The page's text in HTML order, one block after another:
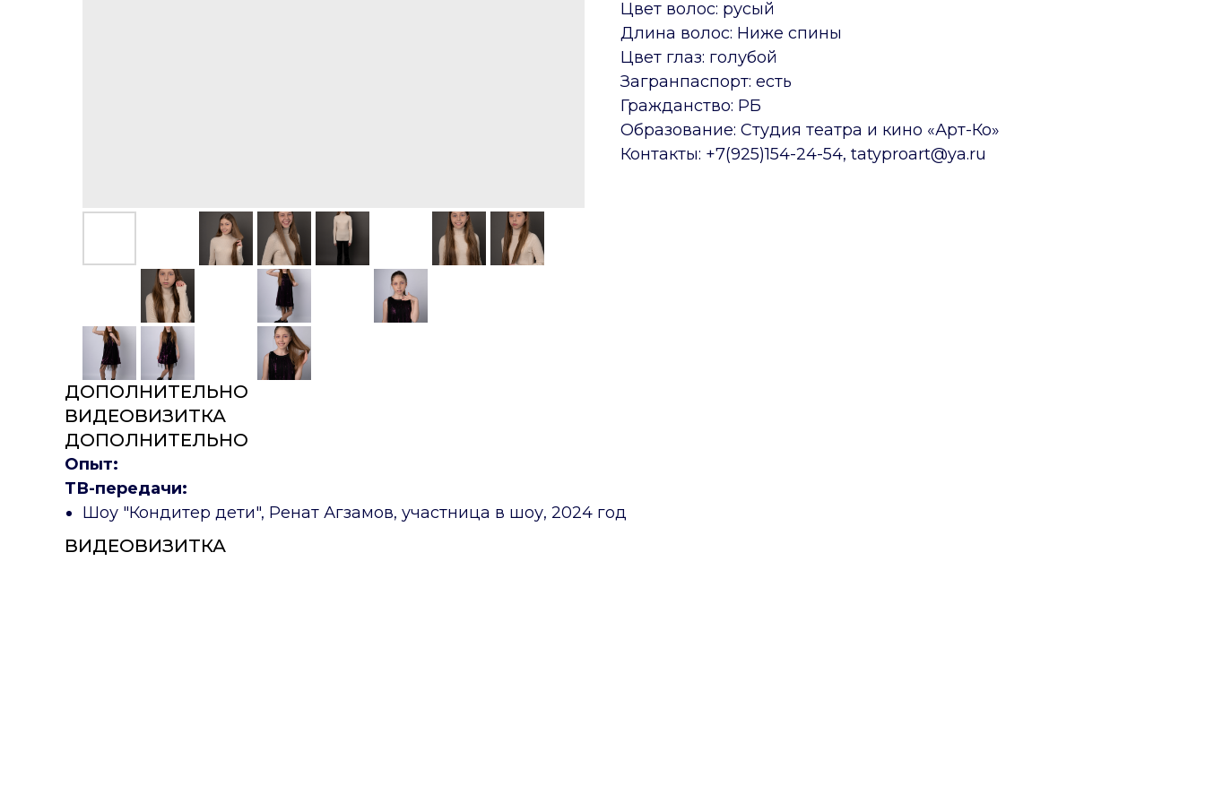
Цвет волос: русый
Длина волос: Ниже спины
Цвет глаз: голубой
Загранпаспорт: есть
Гражданство: РБ
Образование: Студия театра и кино «Арт-Ко»
Контакты: +7(925)154-24-54, tatyproart@ya.ru
ДОПОЛНИТЕЛЬНО
ВИДЕОВИЗИТКА
ДОПОЛНИТЕЛЬНО
Опыт:
ТВ-передачи:
Шоу "Кондитер дети", Ренат Агзамов, участница в шоу, 2024 год
ВИДЕОВИЗИТКА